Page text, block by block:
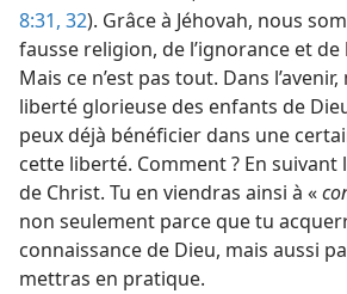
8:31, 32). Grâce à Jéhovah, nous
fausse religion, de l’ignorance et
Mais ce n’est pas tout. Dans
liberté glorieuse des enfants de
peux déjà bénéficier dans une
cette liberté. Comment ? En suivant
de Christ. Tu en viendras ainsi à «
non seulement parce que tu
connaissance de Dieu, mais aussi
mettras en pratique.